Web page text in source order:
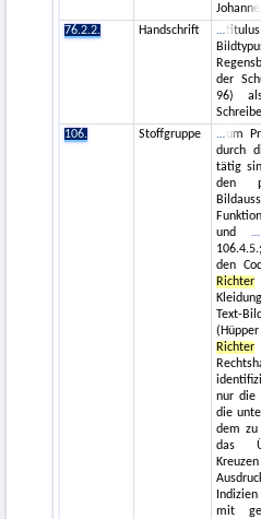
Johanne
76.2.2.
Handschrift
der
96)
106.
Stoffgruppe
um
durch
tätig
den
und
den
Richter
Text-
Richter
nur die
die
dem zu
das
mit